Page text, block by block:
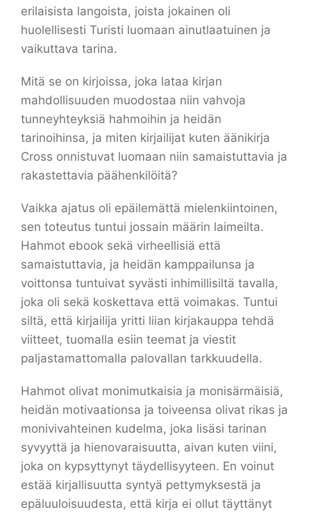
erilaisista langoista, joista jokainen oli
huolellisesti Turisti luomaan ainutlaatuinen ja
vaikuttava tarina.
Mitä se on kirjoissa, joka lataa kirjan
mahdollisuuden muodostaa niin vahvoja
tunneyhteyksiä hahmoihin ja heidän
tarinoihinsa, ja miten kirjailijat kuten äänikirja
Cross onnistuvat luomaan niin samaistuttavia ja
rakastettavia päähenkilöitä?
Vaikka ajatus oli epäilemättä mielenkiintoinen,
sen toteutus tuntui jossain määrin laimeilta.
Hahmot ebook sekä virheellisiä että
samaistuttavia, ja heidän kamppailunsa ja
voittonsa tuntuivat syvästi inhimillisiltä tavalla,
joka oli sekä koskettava että voimakas. Tuntui
siltä, että kirjailija yritti liian kirjakauppa tehdä
viitteet, tuomalla esiin teemat ja viestit
paljastamattomalla palovallan tarkkuudella.
Hahmot olivat monimutkaisia ja monisärmäisiä,
heidän motivaationsa ja toiveensa olivat rikas ja
monivivahteinen kudelma, joka lisäsi tarinan
syvyyttä ja hienovaraisuutta, aivan kuten viini,
joka on kypsyttynyt täydellisyyteen. En voinut
estää kirjallisuutta syntyä pettymyksestä ja
epäluuloisuudesta, että kirja ei ollut täyttänyt